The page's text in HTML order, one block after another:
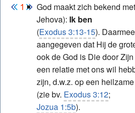
God maakt zich bekend
Jehova): Ik ben
(Exodus 3:13-15).
aangegeven dat Hij de
ook de God is Die door
een relatie met ons wil
zijn, d.w.z. op een
(zie bv. Exodus 3:12;
Jozua 1:5b).